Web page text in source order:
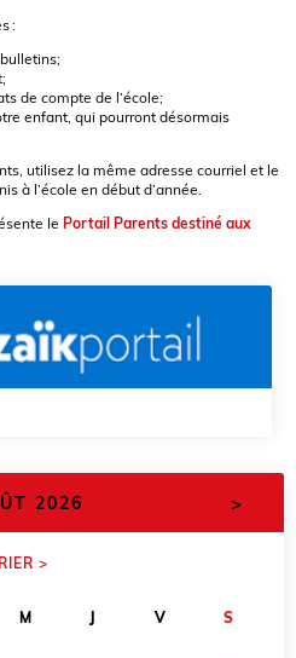
:
de compte de l’école;
enfant, qui pourront désormais
utilisez la même adresse courriel et le
à l’école en début d’année.
le Portail Parents destiné aux
2026 >
>
M J V S